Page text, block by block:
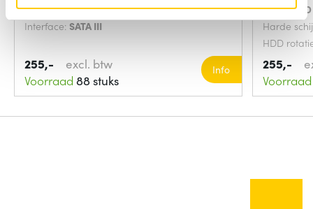
Soort:HDD
Interface: SATA III
255,-
excl. btw
Voorraad 88 stuks
Info
Soort:HDD
Harde
HDD
minuut
255,-
Voorraad